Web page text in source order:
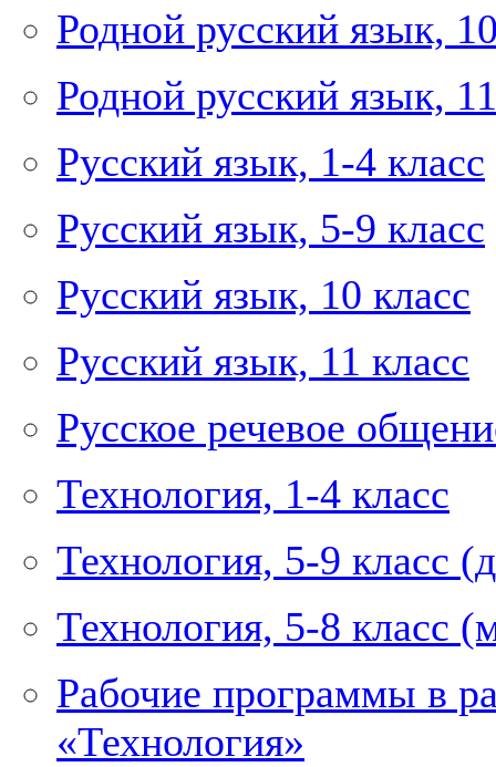
Родной русский язык,
Родной русский язык,
Русский язык, 1-4 класс
Русский язык, 5-9 класс
Русский язык, 10 класс
Русский язык, 11 класс
Русское речевое
Технология, 1-4 класс
Технология, 5-9 класс
Технология, 5-8 класс
Рабочие программы в
«Технология»